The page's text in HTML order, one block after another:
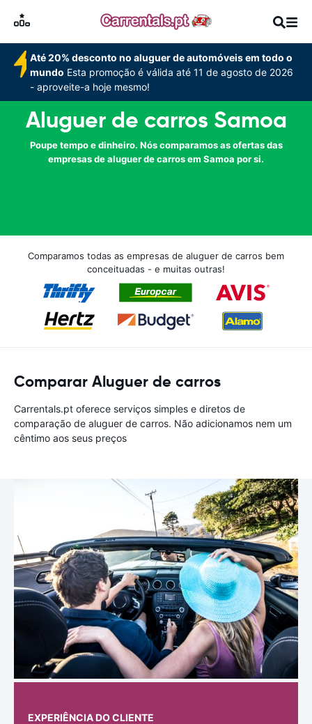
Até 20% desconto no aluguer de automóveis em todo o
mundo Esta promoção é válida até 11 de agosto de 2026
- aproveite-a hoje mesmo!
Aluguer de carros Samoa
Poupe tempo e dinheiro. Nós comparamos as ofertas das
empresas de aluguer de carros em Samoa por si.
Comparamos todas as empresas de aluguer de carros bem
conceituadas - e muitas outras!
Comparar Aluguer de carros
Carrentals.pt oferece serviços simples e diretos de
comparação de aluguer de carros. Não adicionamos nem um
cêntimo aos seus preços
EXPERIÊNCIA DO CLIENTE